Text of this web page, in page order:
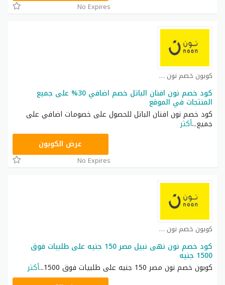
No Expires
كوبون خصم نون مصر كوبون
كود خصم نون افنان الباتل خصم اضافي 30% على جميع
المنتجات في الموقع
كود خصم نون افنان الباتل للحصول على خصومات اضافي على
جميع...أكثر
RRF24عرض الكوبون
No Expires
كوبون خصم نون مصر كوبون
كود خصم نون نهى نبيل مصر 150 جنيه على طلبيات فوق
1500 جنيه
كوبون خصم نون مصر 150 جنيه على طلبيات فوق 1500
...أكثر